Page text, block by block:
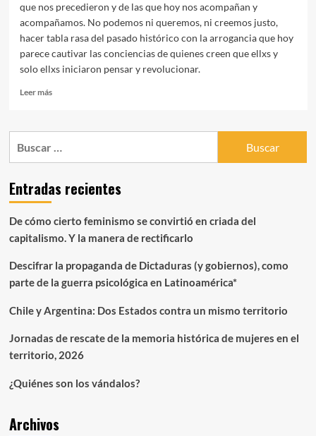
que nos precedieron y de las que hoy nos acompañan y
acompañamos. No podemos ni queremos, ni creemos justo,
hacer tabla rasa del pasado histórico con la arrogancia que hoy
parece cautivar las conciencias de quienes creen que ellxs y
solo ellxs iniciaron pensar y revolucionar.
Leer másLeer
Jornadas
la
memoria
de
mujeres
el
territorio,
2026
Entradas recientes
De cómo cierto feminismo se convirtió en criada del
capitalismo. Y la manera de rectificarlo
Descifrar la propaganda de Dictaduras (y gobiernos), como
parte de la guerra psicológica en Latinoamérica*
Chile y Argentina: Dos Estados contra un mismo territorio
Jornadas de rescate de la memoria histórica de mujeres en el
territorio, 2026
¿Quiénes son los vándalos?
Archivos